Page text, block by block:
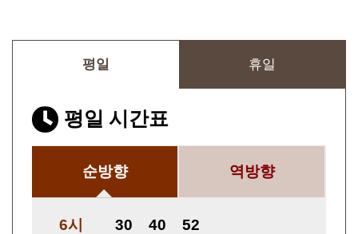
평일 휴일
평일 시간표
순방향 역방향
6시 30 40 52